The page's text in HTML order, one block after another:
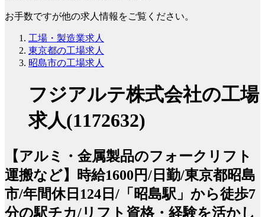
お手数ですが他の求人情報をご覧ください。
工場・製造業求人
東京都の工場求人
昭島市の工場求人
フジアルテ株式会社の工場
求人(1172632)
【アルミ・金属製品のフォークリフト
運搬など】時給1600円/日勤/東京都昭島
市/年間休日124日/「昭島駅」から徒歩7
分の駅チカ/リフト資格・経験を活かし